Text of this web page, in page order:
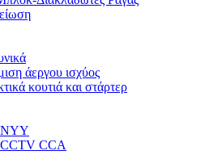
άεργου ισχύος
κουτιά και στάρτερ
CCA